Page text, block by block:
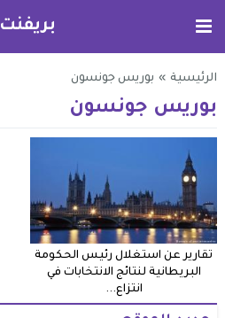
بريفنت
الرئيسية » بوريس جونسون
بوريس جونسون
تقارير عن استغلال رئيس الحكومة
البريطانية لنتائج الانتخابات في
انتزاع...